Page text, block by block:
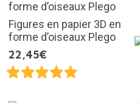
Figures en papier 3D en
forme d’oiseaux Plego
22,45€